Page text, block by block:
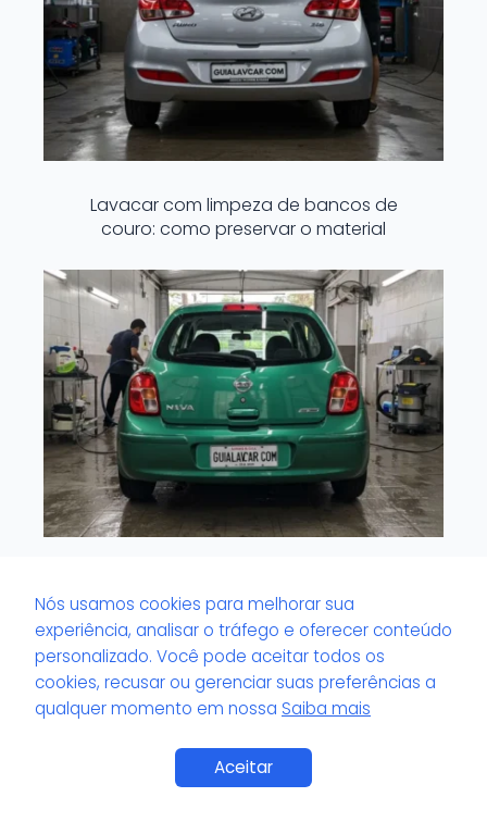
Lavacar com limpeza de bancos de
couro: como preservar o material
biodegradáveis: benefício real ao meio
ambiente?
Nós usamos cookies para melhorar sua
experiência, analisar o tráfego e oferecer conteúdo
personalizado. Você pode aceitar todos os
cookies, recusar ou gerenciar suas preferências a
qualquer momento em nossa Saiba mais
Aceitar